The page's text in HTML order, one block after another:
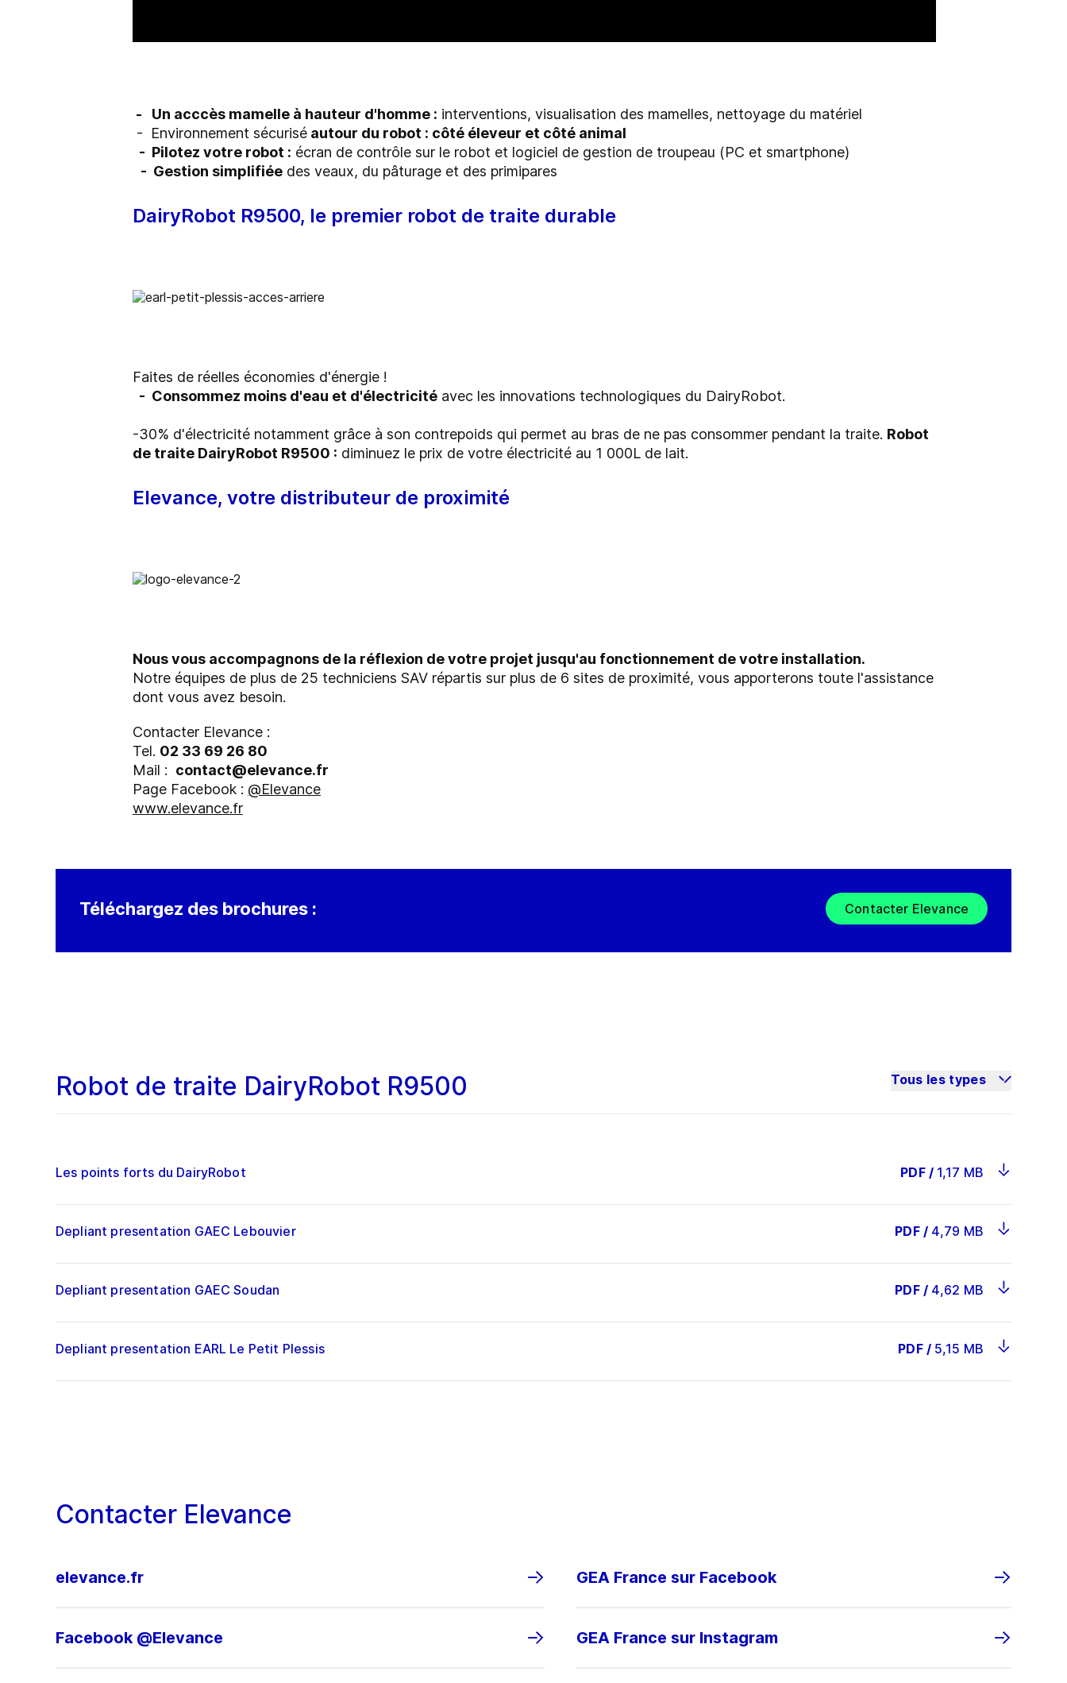
- Un acccès mamelle à hauteur d'homme : interventions, visualisation des mamelles, nettoyage du matériel
- Environnement sécurisé autour du robot : côté éleveur et côté animal
- Pilotez votre robot : écran de contrôle sur le robot et logiciel de gestion de troupeau (PC et smartphone)
- Gestion simplifiée des veaux, du pâturage et des primipares
DairyRobot R9500, le premier robot de traite durable
Faites de réelles économies d'énergie !
- Consommez moins d'eau et d'électricité avec les innovations technologiques du DairyRobot.
-30% d'électricité notamment grâce à son contrepoids qui permet au bras de ne pas consommer pendant la traite. Robot
de traite DairyRobot R9500 : diminuez le prix de votre électricité au 1 000L de lait.
Elevance, votre distributeur de proximité
Nous vous accompagnons de la réflexion de votre projet jusqu'au fonctionnement de votre installation.
Notre équipes de plus de 25 techniciens SAV répartis sur plus de 6 sites de proximité, vous apporterons toute l'assistance
dont vous avez besoin.
Contacter Elevance :
Tel. 02 33 69 26 80
Mail : contact@elevance.fr
Page Facebook : @Elevance
www.elevance.fr
Téléchargez des brochures : Contacter Elevance
Robot de traite DairyRobot R9500 Tous les types
Les points forts du DairyRobot PDF / 1,17 MB
Depliant presentation GAEC Lebouvier PDF / 4,79 MB
Depliant presentation GAEC Soudan PDF / 4,62 MB
Depliant presentation EARL Le Petit Plessis PDF / 5,15 MB
Contacter Elevance
elevance.fr
Facebook @Elevance
GEA France sur Facebook
GEA France sur Instagram